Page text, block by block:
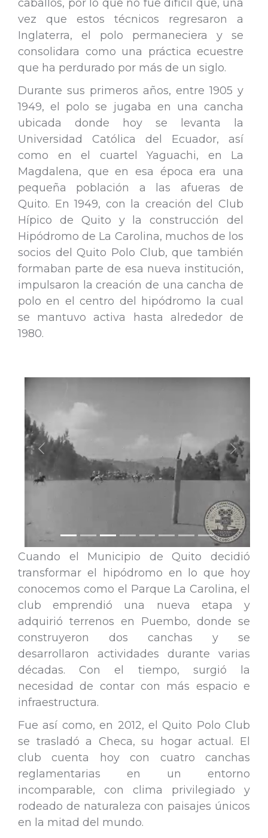
caballos, por lo que no fue difícil que, una
vez que estos técnicos regresaron a
Inglaterra, el polo permaneciera y se
consolidara como una práctica ecuestre
que ha perdurado por más de un siglo.
Durante sus primeros años, entre 1905 y
1949, el polo se jugaba en una cancha
ubicada donde hoy se levanta la
Universidad Católica del Ecuador, así
como en el cuartel Yaguachi, en La
Magdalena, que en esa época era una
pequeña población a las afueras de
Quito. En 1949, con la creación del Club
Hípico de Quito y la construcción del
Hipódromo de La Carolina, muchos de los
socios del Quito Polo Club, que también
formaban parte de esa nueva institución,
impulsaron la creación de una cancha de
polo en el centro del hipódromo la cual
se mantuvo activa hasta alrededor de
1980.
Anterior Siguiente
Cuando el Municipio de Quito decidió
transformar el hipódromo en lo que hoy
conocemos como el Parque La Carolina, el
club emprendió una nueva etapa y
adquirió terrenos en Puembo, donde se
construyeron dos canchas y se
desarrollaron actividades durante varias
décadas. Con el tiempo, surgió la
necesidad de contar con más espacio e
infraestructura.
Fue así como, en 2012, el Quito Polo Club
se trasladó a Checa, su hogar actual. El
club cuenta hoy con cuatro canchas
reglamentarias en un entorno
incomparable, con clima privilegiado y
rodeado de naturaleza con paisajes únicos
en la mitad del mundo.